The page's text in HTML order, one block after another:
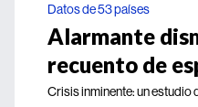
Datos de 53 países
Alarmante
recuento de
Crisis inminente: un estudio